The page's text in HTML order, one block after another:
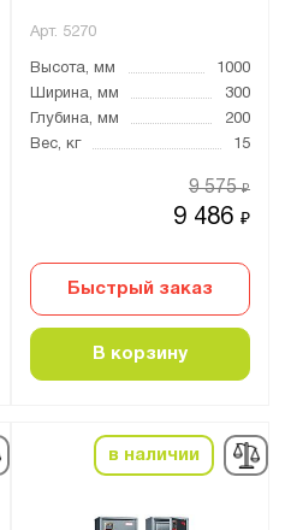
Арт. 5270
Высота, мм
1000
Ширина, мм
300
Глубина, мм
200
Вес, кг
15
9 486₽
9 575₽
Быстрый заказ
В корзину
в наличии